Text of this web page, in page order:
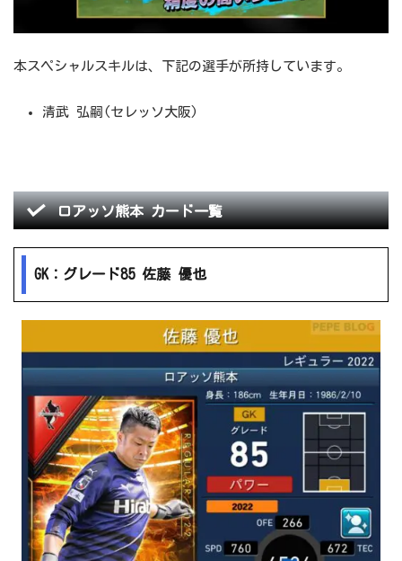
本スペシャルスキルは、下記の選手が所持しています。
清武 弘嗣(セレッソ大阪)
ロアッソ熊本 カード一覧
GK：グレード85 佐藤 優也